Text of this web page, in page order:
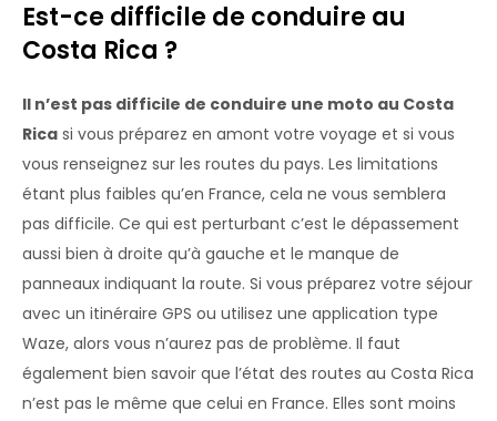
Est-ce difficile de conduire au
Costa Rica ?
Il n’est pas difficile de conduire une moto au Costa
Rica si vous préparez en amont votre voyage et si vous
vous renseignez sur les routes du pays. Les limitations
étant plus faibles qu’en France, cela ne vous semblera
pas difficile. Ce qui est perturbant c’est le dépassement
aussi bien à droite qu’à gauche et le manque de
panneaux indiquant la route. Si vous préparez votre séjour
avec un itinéraire GPS ou utilisez une application type
Waze, alors vous n’aurez pas de problème. Il faut
également bien savoir que l’état des routes au Costa Rica
n’est pas le même que celui en France. Elles sont moins